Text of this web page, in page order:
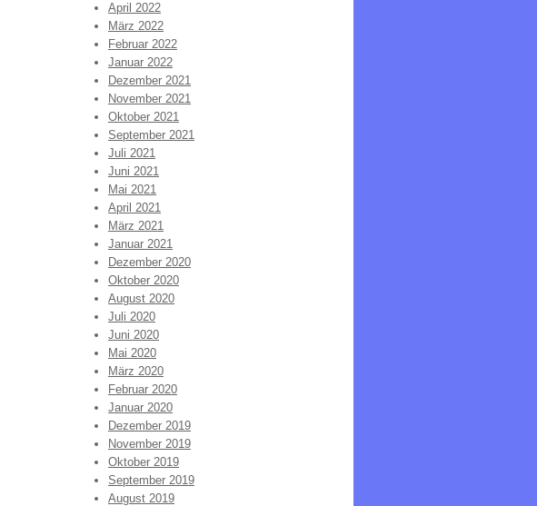
April 2022
März 2022
Februar 2022
Januar 2022
Dezember 2021
November 2021
Oktober 2021
September 2021
Juli 2021
Juni 2021
Mai 2021
April 2021
März 2021
Januar 2021
Dezember 2020
Oktober 2020
August 2020
Juli 2020
Juni 2020
Mai 2020
März 2020
Februar 2020
Januar 2020
Dezember 2019
November 2019
Oktober 2019
September 2019
August 2019